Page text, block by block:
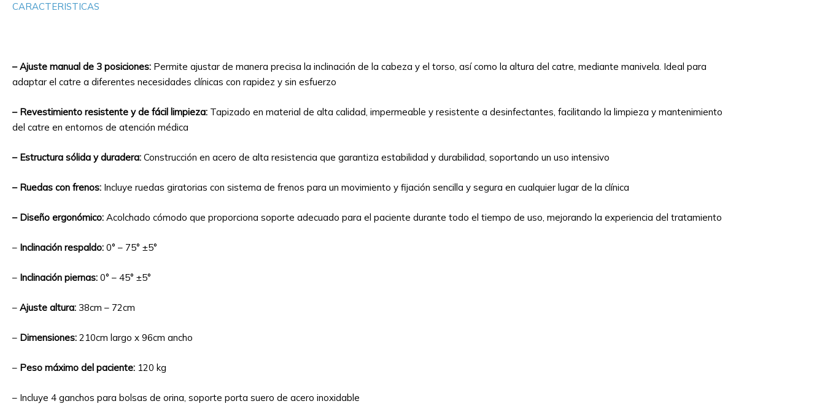
CARACTERISTICAS
– Ajuste manual de 3 posiciones: Permite ajustar de manera precisa la inclinación de la cabeza y el torso, así como la altura del catre, mediante manivela. Ideal para
adaptar el catre a diferentes necesidades clínicas con rapidez y sin esfuerzo
– Revestimiento resistente y de fácil limpieza: Tapizado en material de alta calidad, impermeable y resistente a desinfectantes, facilitando la limpieza y mantenimiento
del catre en entornos de atención médica
– Estructura sólida y duradera: Construcción en acero de alta resistencia que garantiza estabilidad y durabilidad, soportando un uso intensivo
– Ruedas con frenos: Incluye ruedas giratorias con sistema de frenos para un movimiento y fijación sencilla y segura en cualquier lugar de la clínica
– Diseño ergonómico: Acolchado cómodo que proporciona soporte adecuado para el paciente durante todo el tiempo de uso, mejorando la experiencia del tratamiento
– Inclinación respaldo: 0° – 75° ±5°
– Inclinación piernas: 0° – 45° ±5°
– Ajuste altura: 38cm – 72cm
– Dimensiones: 210cm largo x 96cm ancho
– Peso máximo del paciente: 120 kg
– Incluye 4 ganchos para bolsas de orina, soporte porta suero de acero inoxidable